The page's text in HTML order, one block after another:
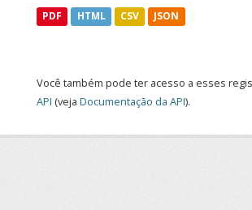
PDF HTML CSV JSON
Você também pode ter acesso a esses
API (veja Documentação da API).